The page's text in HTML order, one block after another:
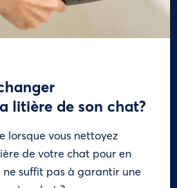
litière de son chat?
lorsque vous nettoyez
de votre chat pour en
suffit pas à garantir une